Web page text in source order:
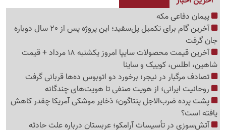
پیمان دفاعی مکه
آخرین گام برای تکمیل پل‌سفید؛ این پروژه پس از 20 سال دوباره
جان گرفت
آخرین قیمت محصولات سایپا امروز یکشنبه 18 مرداد + قیمت
شاهین، اطلس، کوییک و ساینا
تصادف مرگبار در نیجر؛ برخورد دو اتوبوس ده‌ها قربانی گرفت
روحانیت ایرانی؛ از هویت صنفی تا هویت‌های چندگانه
پشت پرده ضرب‌الاجل پنتاگون؛ ذخایر موشکی آمریکا چقدر کاهش
یافته است؟
آتش‌سوزی در تأسیسات آرامکو؛ عربستان درباره علت حادثه